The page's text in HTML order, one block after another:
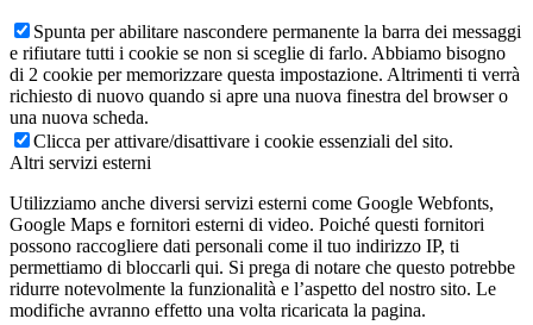
Spunta per abilitare nascondere permanente la barra dei messaggi
e rifiutare tutti i cookie se non si sceglie di farlo. Abbiamo bisogno
di 2 cookie per memorizzare questa impostazione. Altrimenti ti verrà
richiesto di nuovo quando si apre una nuova finestra del browser o
una nuova scheda.
Clicca per attivare/disattivare i cookie essenziali del sito.
Altri servizi esterni
Utilizziamo anche diversi servizi esterni come Google Webfonts,
Google Maps e fornitori esterni di video. Poiché questi fornitori
possono raccogliere dati personali come il tuo indirizzo IP, ti
permettiamo di bloccarli qui. Si prega di notare che questo potrebbe
ridurre notevolmente la funzionalità e l’aspetto del nostro sito. Le
modifiche avranno effetto una volta ricaricata la pagina.